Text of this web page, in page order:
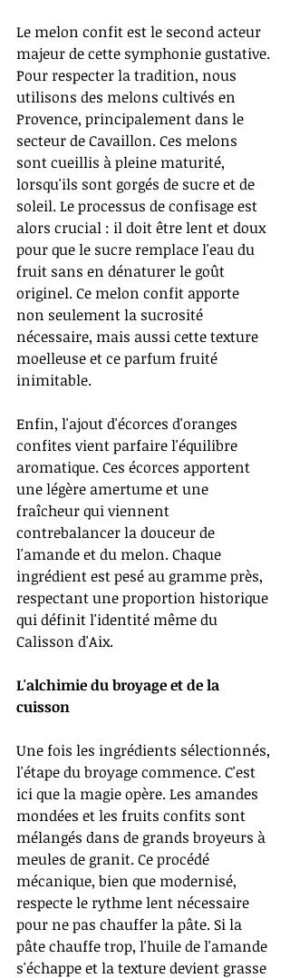
Le melon confit est le second acteur
majeur de cette symphonie gustative.
Pour respecter la tradition, nous
utilisons des melons cultivés en
Provence, principalement dans le
secteur de Cavaillon. Ces melons
sont cueillis à pleine maturité,
lorsqu'ils sont gorgés de sucre et de
soleil. Le processus de confisage est
alors crucial : il doit être lent et doux
pour que le sucre remplace l'eau du
fruit sans en dénaturer le goût
originel. Ce melon confit apporte
non seulement la sucrosité
nécessaire, mais aussi cette texture
moelleuse et ce parfum fruité
inimitable.
Enfin, l'ajout d'écorces d'oranges
confites vient parfaire l'équilibre
aromatique. Ces écorces apportent
une légère amertume et une
fraîcheur qui viennent
contrebalancer la douceur de
l'amande et du melon. Chaque
ingrédient est pesé au gramme près,
respectant une proportion historique
qui définit l'identité même du
Calisson d'Aix.
L'alchimie du broyage et de la
cuisson
Une fois les ingrédients sélectionnés,
l'étape du broyage commence. C'est
ici que la magie opère. Les amandes
mondées et les fruits confits sont
mélangés dans de grands broyeurs à
meules de granit. Ce procédé
mécanique, bien que modernisé,
respecte le rythme lent nécessaire
pour ne pas chauffer la pâte. Si la
pâte chauffe trop, l'huile de l'amande
s'échappe et la texture devient grasse